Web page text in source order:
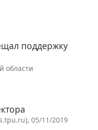
поддержку
области
05/11/2019